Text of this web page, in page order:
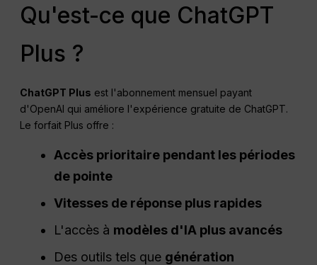
Qu'est-ce que ChatGPT
Plus ?
ChatGPT Plus est l'abonnement mensuel payant
d'OpenAI qui améliore l'expérience gratuite de ChatGPT.
Le forfait Plus offre :
Accès prioritaire pendant les périodes
de pointe
Vitesses de réponse plus rapides
L'accès à modèles d'IA plus avancés
Des outils tels que génération